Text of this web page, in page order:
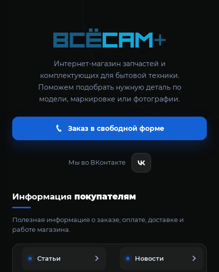
Интернет-магазин запчастей и
комплектующих для бытовой техники.
Поможем подобрать нужную деталь по
модели, маркировке или фотографии.
Заказ в свободной форме
Мы во ВКонтакте
Информация покупателям
Полезная информация о заказе, оплате, доставке и
работе магазина.
Статьи Новости